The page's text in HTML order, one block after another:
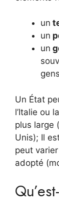
un
un
un
Un État
l’Italie ou
plus large
Unis); Il
peut
adopté